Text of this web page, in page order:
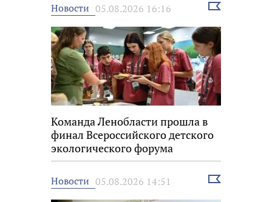
Новости 05.08.2026 16:16
Выбрать
Команда Ленобласти прошла в
финал Всероссийского детского
экологического форума
Новости 05.08.2026 14:51
Выбрать